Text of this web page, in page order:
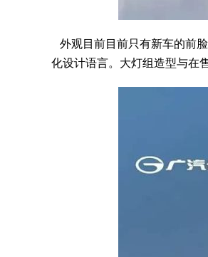
外观目前目前只有新车的前
化设计语言。大灯组造型与在